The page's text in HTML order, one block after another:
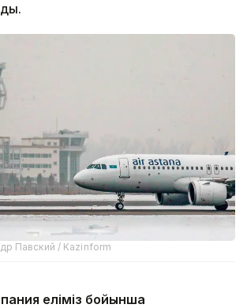
Павский / Kazinform
еліміз бойынша